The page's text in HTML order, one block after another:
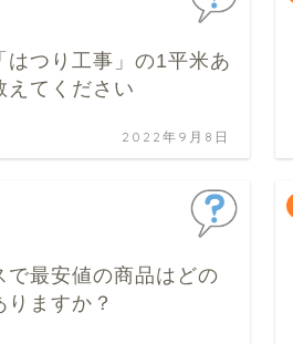
はつり工事」の1平米あ
えてください
2022年9月8日
で最安値の商品はどの
りますか？